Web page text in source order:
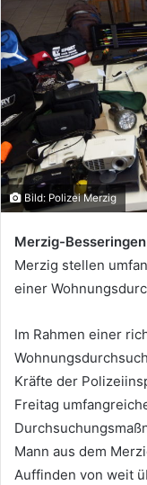
Bild: Polizei Merzig
Merzig-Besseringen
Merzig stellen
einer
Im Rahmen einer
Kräfte der
Freitag
Mann aus dem
Auffinden von weit